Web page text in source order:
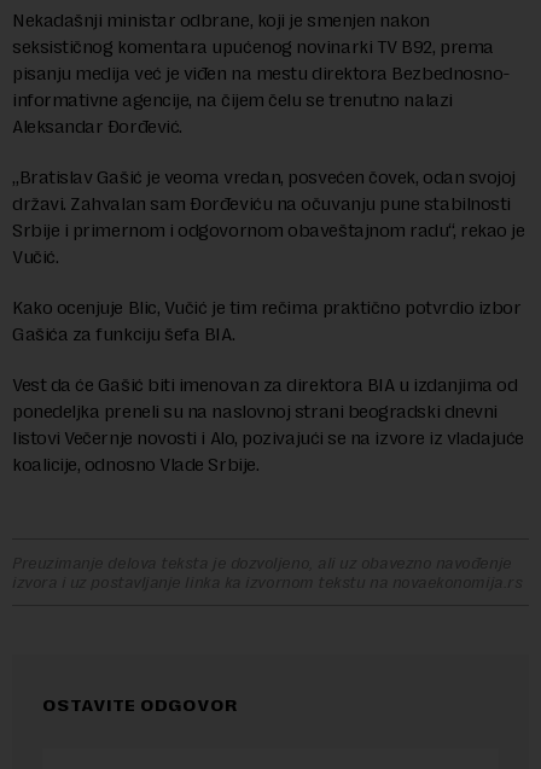
Nekadašnji ministar odbrane, koji je smenjen nakon
seksističnog komentara upućenog novinarki TV B92, prema
pisanju medija već je viđen na mestu direktora Bezbednosno-
informativne agencije, na čijem čelu se trenutno nalazi
Aleksandar Đorđević.
„Bratislav Gašić je veoma vredan, posvećen čovek, odan svojoj
državi. Zahvalan sam Đorđeviću na očuvanju pune stabilnosti
Srbije i primernom i odgovornom obaveštajnom radu“, rekao je
Vučić.
Kako ocenjuje Blic, Vučić je tim rečima praktično potvrdio izbor
Gašića za funkciju šefa BIA.
Vest da će Gašić biti imenovan za direktora BIA u izdanjima od
ponedeljka preneli su na naslovnoj strani beogradski dnevni
listovi Večernje novosti i Alo, pozivajući se na izvore iz vladajuće
koalicije, odnosno Vlade Srbije.
Preuzimanje delova teksta je dozvoljeno, ali uz obavezno navođenje
izvora i uz postavljanje linka ka izvornom tekstu na novaekonomija.rs
OSTAVITE ODGOVOR